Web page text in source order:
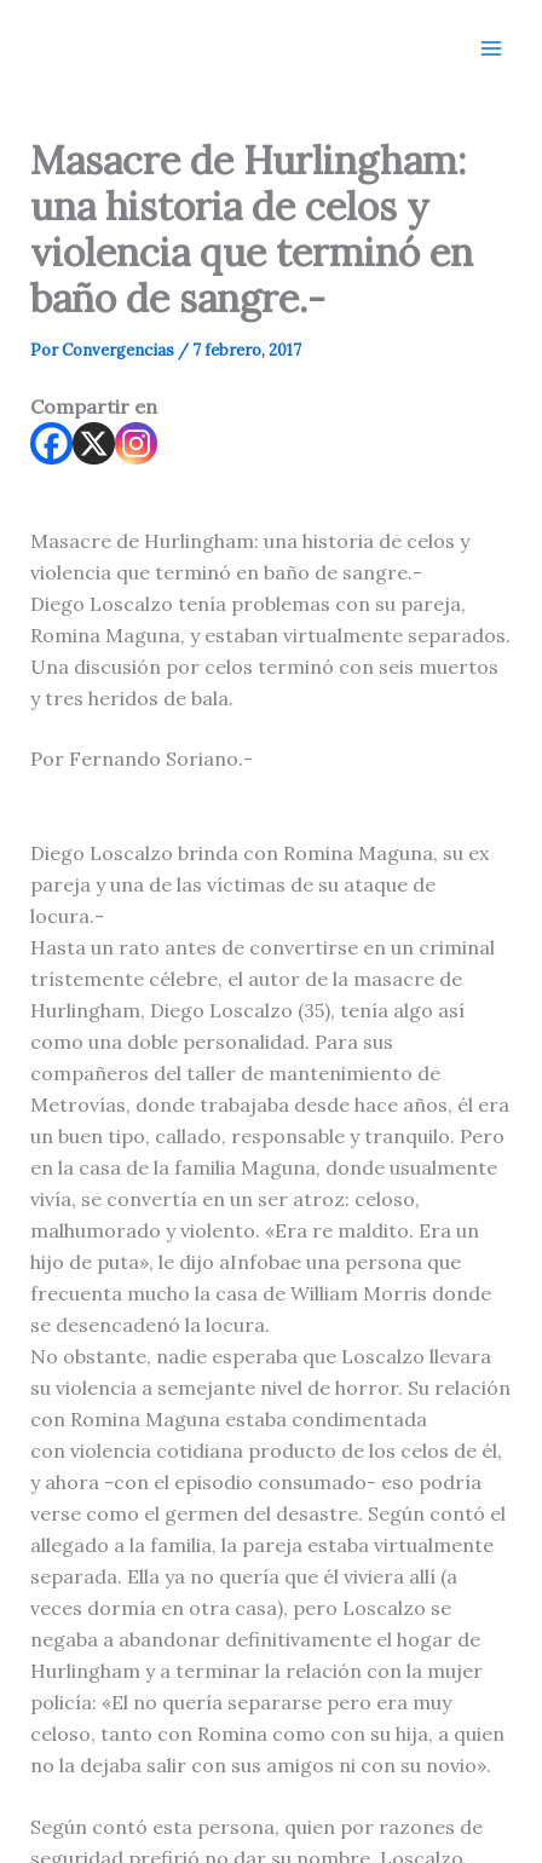
Masacre de Hurlingham:
una historia de celos y
violencia que terminó en
baño de sangre.-
PorConvergencias / 7 febrero, 2017
Compartir en
Masacre de Hurlingham: una historia de celos y
violencia que terminó en baño de sangre.-
Diego Loscalzo tenía problemas con su pareja,
Romina Maguna, y estaban virtualmente separados.
Una discusión por celos terminó con seis muertos
y tres heridos de bala.
Por Fernando Soriano.-
Diego Loscalzo brinda con Romina Maguna, su ex
pareja y una de las víctimas de su ataque de
locura.-
Hasta un rato antes de convertirse en un criminal
trístemente célebre, el autor de la masacre de
Hurlingham, Diego Loscalzo (35), tenía algo así
como una doble personalidad. Para sus
compañeros del taller de mantenimiento de
Metrovías, donde trabajaba desde hace años, él era
un buen tipo, callado, responsable y tranquilo. Pero
en la casa de la familia Maguna, donde usualmente
vivía, se convertía en un ser atroz: celoso,
malhumorado y violento. «Era re maldito. Era un
hijo de puta», le dijo aInfobae una persona que
frecuenta mucho la casa de William Morris donde
se desencadenó la locura.
No obstante, nadie esperaba que Loscalzo llevara
su violencia a semejante nivel de horror. Su relación
con Romina Maguna estaba condimentada
con violencia cotidiana producto de los celos de él,
y ahora -con el episodio consumado- eso podría
verse como el germen del desastre. Según contó el
allegado a la familia, la pareja estaba virtualmente
separada. Ella ya no quería que él viviera allí (a
veces dormía en otra casa), pero Loscalzo se
negaba a abandonar definitivamente el hogar de
Hurlingham y a terminar la relación con la mujer
policía: «El no quería separarse pero era muy
celoso, tanto con Romina como con su hija, a quien
no la dejaba salir con sus amigos ni con su novio».
Según contó esta persona, quien por razones de